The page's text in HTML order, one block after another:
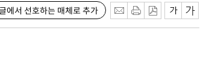
에서 선호하는 매체로 추가